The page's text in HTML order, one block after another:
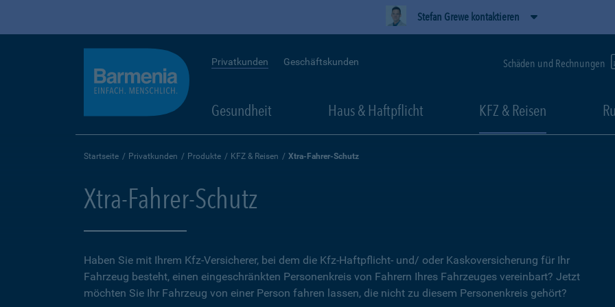
Stefan Grewe kontaktieren
Privatkunden Geschäftskunden Schäden und Rechnungen
Gesundheit Haus & Haftpflicht KFZ & Reisen
Startseite Privatkunden Produkte KFZ & Reisen Xtra-Fahrer-Schutz
Xtra-Fahrer-Schutz
Haben Sie mit Ihrem Kfz-Versicherer, bei dem die Kfz-Haftpflicht- und/ oder Kaskoversicherung für Ihr
Fahrzeug besteht, einen eingeschränkten Personenkreis von Fahrern Ihres Fahrzeuges vereinbart? Jetzt
möchten Sie Ihr Fahrzeug von einer Person fahren lassen, die nicht zu diesem Personenkreis gehört?